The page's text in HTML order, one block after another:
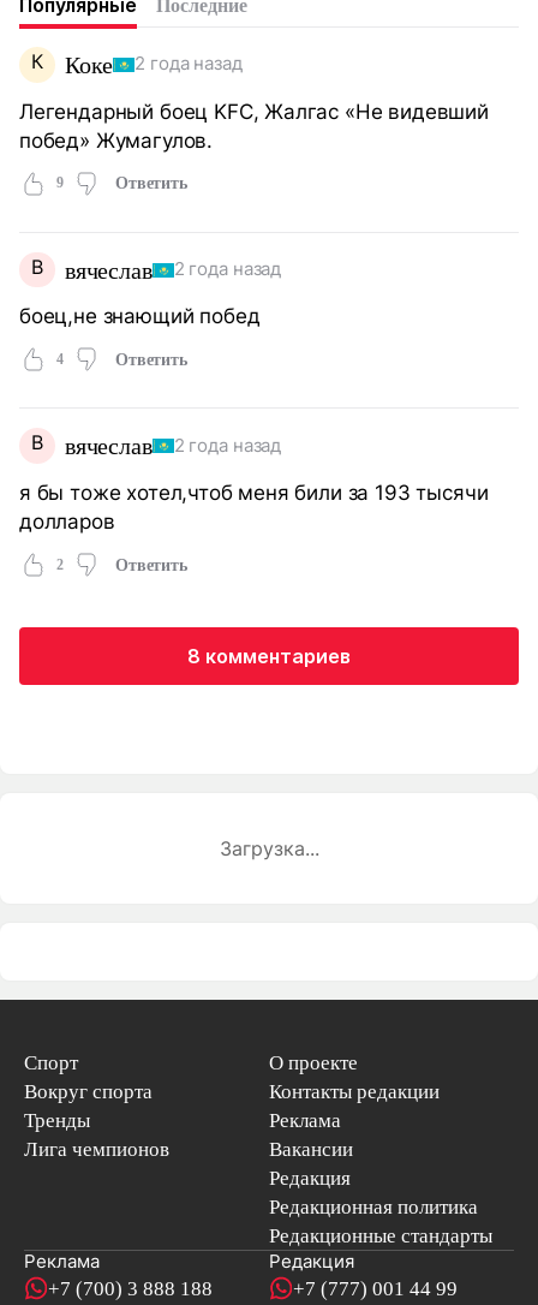
Последние
К Коке 2 года назад
Легендарный боец KFC, Жалгас «Не видевший
побед» Жумагулов.
9 Ответить
В вячеслав 2 года назад
боец,не знающий побед
4 Ответить
В вячеслав 2 года назад
я бы тоже хотел,чтоб меня били за 193 тысячи
долларов
2 Ответить
8 комментариев
Загрузка...
Спорт
Вокруг спорта
Тренды
Лига чемпионов
О проекте
Контакты редакции
Реклама
Вакансии
Редакция
Редакционная политика
Редакционные стандарты
Реклама
+7 (700) 3 888 188
Редакция
+7 (777) 001 44 99